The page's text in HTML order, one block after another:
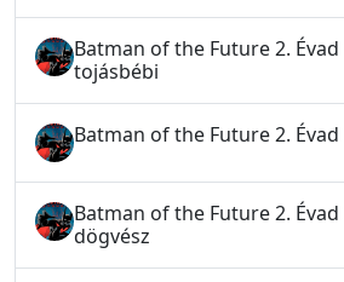
Batman of the Future 2. Évad
tojásbébi
Batman of the Future 2. Évad
Batman of the Future 2. Évad
dögvész